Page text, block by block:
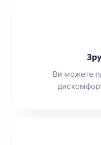
Ви можете